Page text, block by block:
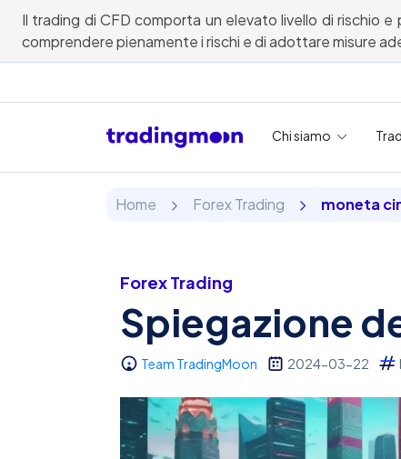
Il trading di CFD comporta un elevato livello di rischio
comprendere pienamente i rischi e di adottare misure
Chi siamo
Home Forex Trading moneta
Forex Trading
Spiegazione
Team TradingMoon 2024-03-22